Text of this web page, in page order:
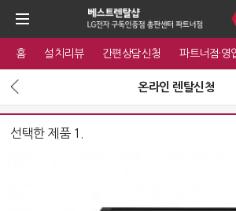
홈 설치리뷰 간편상담신청 파트너점·영
온라인 렌탈신청
선택한 제품 1.